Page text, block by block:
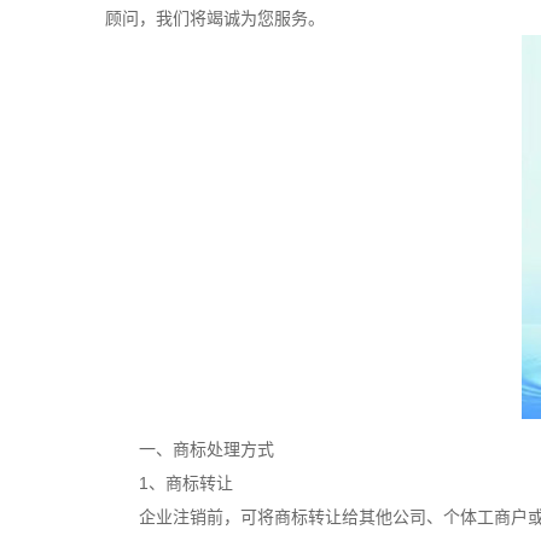
顾问，我们将竭诚为您服务。
一、商标处理方式
1、商标转让
企业注销前，可将商标转让给其他公司、个体工商户